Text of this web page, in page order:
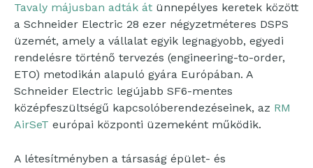
Tavaly májusban adták át ünnepélyes keretek között
a Schneider Electric 28 ezer négyzetméteres DSPS
üzemét, amely a vállalat egyik legnagyobb, egyedi
rendelésre történő tervezés (engineering-to-order,
ETO) metodikán alapuló gyára Európában. A
Schneider Electric legújabb SF6-mentes
középfeszültségű kapcsolóberendezéseinek, az RM
AirSeT európai központi üzemeként működik.
A létesítményben a társaság épület- és